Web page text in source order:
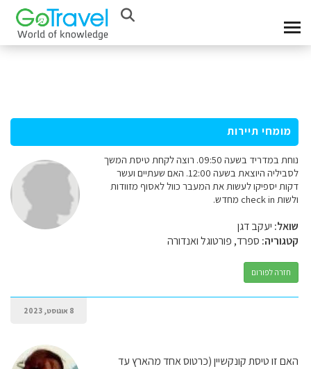
מומחי תיירות
נוחת במדריד בשעה 09:50. רוצה לקחת טיסת המשך
לסביליה היוצאת בשעה 12:00. האם שעתיים ועשר
דקות יספיקו לעשות את המעבר כוול לאסוף מזוודות
ולשות check in מחדש.
שואל: יעקב דגן
קטגוריה: ספרד, פורטוגל ואנדורה
חזרה לפורום
8 אוגוסט, 2023
האם זו טיסת קונקשיין (כרטוס אחד מהארץ עד